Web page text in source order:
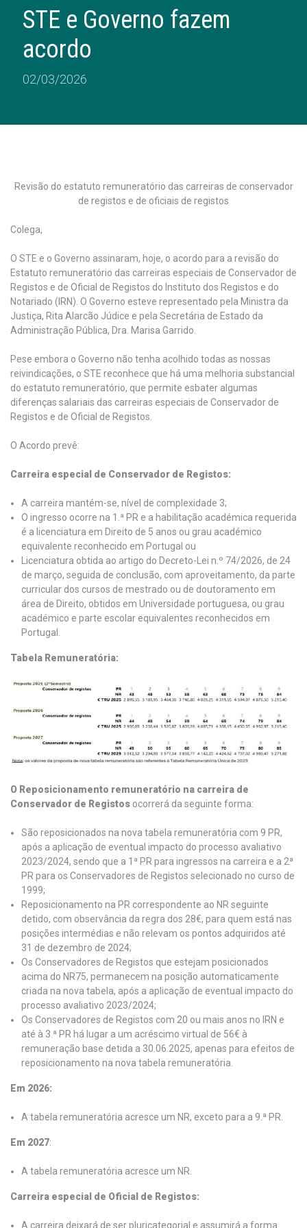
STE e Governo fazem
acordo
02/03/2026
Revisão do estatuto remuneratório das carreiras de conservador
de registos e de oficiais de registos
Colega,
O STE e o Governo assinaram, hoje, o acordo para a revisão do
Estatuto remuneratório das carreiras especiais de Conservador de
Registos e de Oficial de Registos do Instituto dos Registos e do
Notariado (IRN). O Governo esteve representado pela Ministra da
Justiça, Rita Alarcão Júdice e pela Secretária de Estado da
Administração Pública, Dra. Marisa Garrido.
Pese embora o Governo não tenha acolhido todas as nossas
reivindicações, o STE reconhece que há uma melhoria substancial
do estatuto remuneratório, que permite esbater algumas
diferenças salariais das carreiras especiais de Conservador de
Registos e de Oficial de Registos.
O Acordo prevê:
Carreira especial de Conservador de Registos:
A carreira mantém-se, nível de complexidade 3;
O ingresso ocorre na 1.ª PR e a habilitação académica requerida
é a licenciatura em Direito de 5 anos ou grau académico
equivalente reconhecido em Portugal ou
Licenciatura obtida ao artigo do Decreto-Lei n.º 74/2026, de 24
de março, seguida de conclusão, com aproveitamento, da parte
curricular dos cursos de mestrado ou de doutoramento em
área de Direito, obtidos em Universidade portuguesa, ou grau
académico e parte escolar equivalentes reconhecidos em
Portugal.
Tabela Remuneratória:
O Reposicionamento remuneratório na carreira de
Conservador de Registos ocorrerá da seguinte forma:
São reposicionados na nova tabela remuneratória com 9 PR,
após a aplicação de eventual impacto do processo avaliativo
2023/2024, sendo que a 1ª PR para ingressos na carreira e a 2ª
PR para os Conservadores de Registos selecionado no curso de
1999;
Reposicionamento na PR correspondente ao NR seguinte
detido, com observância da regra dos 28€, para quem está nas
posições intermédias e não relevam os pontos adquiridos até
31 de dezembro de 2024;
Os Conservadores de Registos que estejam posicionados
acima do NR75, permanecem na posição automaticamente
criada na nova tabela, após a aplicação de eventual impacto do
processo avaliativo 2023/2024;
Os Conservadores de Registos com 20 ou mais anos no IRN e
até à 3.ª PR há lugar a um acréscimo virtual de 56€ à
remuneração base detida a 30.06.2025, apenas para efeitos de
reposicionamento na nova tabela remuneratória.
Em 2026:
A tabela remuneratória acresce um NR, exceto para a 9.ª PR.
Em 2027:
A tabela remuneratória acresce um NR.
Carreira especial de Oficial de Registos:
A carreira deixará de ser pluricategorial e assumirá a forma